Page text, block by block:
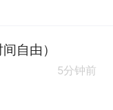
自由）
5分钟前